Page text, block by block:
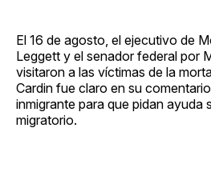
El 16 de agosto, el ejecutivo de
Leggett y el senador federal por
visitaron a las víctimas de la
Cardin fue claro en su
inmigrante para que pidan ayuda
migratorio.